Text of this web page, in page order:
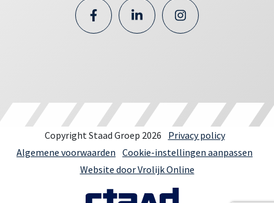
Copyright Staad Groep 2026
Privacy policy
Algemene voorwaarden Cookie-instellingen aanpassen
Website door Vrolijk Online